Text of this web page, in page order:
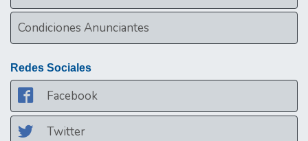
Condiciones Anunciantes
Redes Sociales
Facebook
Twitter